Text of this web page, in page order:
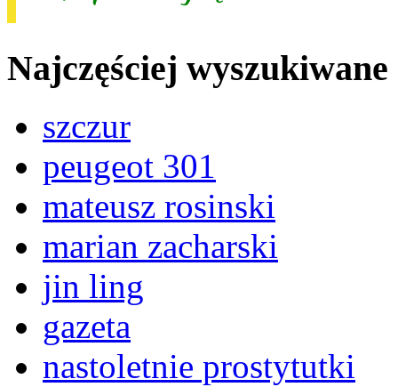
Najczęściej wyszukiwane
szczur
peugeot 301
mateusz rosinski
marian zacharski
jin ling
gazeta
nastoletnie prostytutki